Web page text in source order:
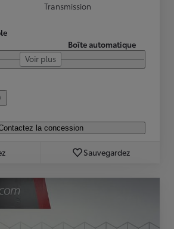
Transmission
Boîte automatique
Voir plus
la concession
Sauvegardez